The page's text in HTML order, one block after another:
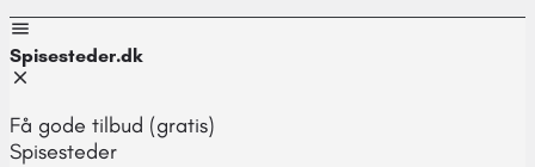
Spisesteder.dk
Få gode tilbud (gratis)
Spisesteder